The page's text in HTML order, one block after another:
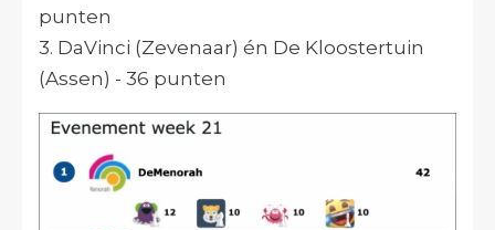
punten
3. DaVinci (Zevenaar) én De Kloostertuin
(Assen) - 36 punten